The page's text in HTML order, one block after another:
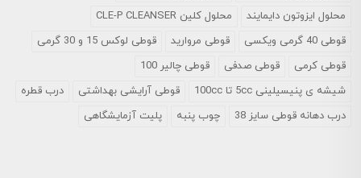
محلول ایزوتون دایمایند
محلول کلین CLE-P CLEANSER
قوطی 40 گرمی ویکسی
قوطی مروارید
قوطی لوکس 15 و 30 گرمی
قوطی کرمی
قوطی صدفی
قوطی چالیر 100
شیشه ی پنیسیلینی 5cc تا 100cc
قوطی آرایشی بهداشتی
درب قطره
درب دهانه قوطی سایز 38
چوب پنبه پلیت آزمایشگاهی